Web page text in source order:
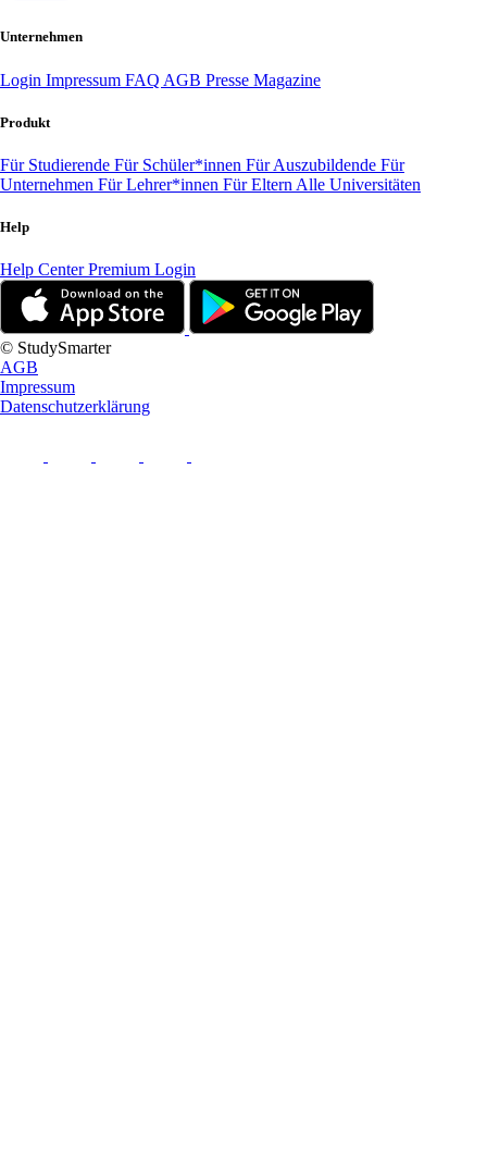
Unternehmen
Login Impressum FAQ AGB Presse Magazine
Produkt
Für Studierende Für Schüler*innen Für Auszubildende Für
Unternehmen Für Lehrer*innen Für Eltern Alle Universitäten
Help
Help CenterPremium Login
© StudySmarter
AGB
Impressum
Datenschutzerklärung